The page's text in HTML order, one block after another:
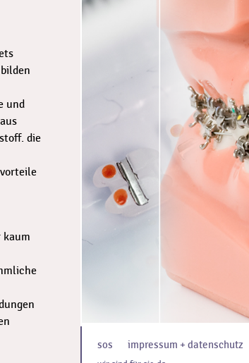
und
die
kaum
sos impressum + datenschutz